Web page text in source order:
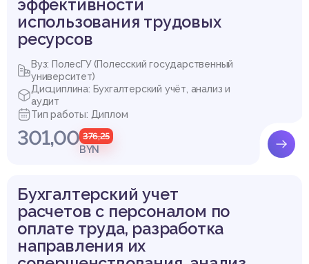
эффективности
использования трудовых
ресурсов
Вуз: ПолесГУ (Полесский государственный
университет)
Дисциплина: Бухгалтерский учёт, анализ и
аудит
Тип работы: Диплом
301,00 376,25
BYN
Бухгалтерский учет
расчетов с персоналом по
оплате труда, разработка
направления их